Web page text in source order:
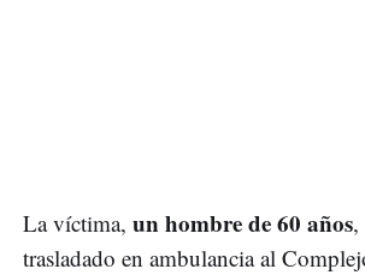
La víctima, un hombre de 60 años,
trasladado en ambulancia al